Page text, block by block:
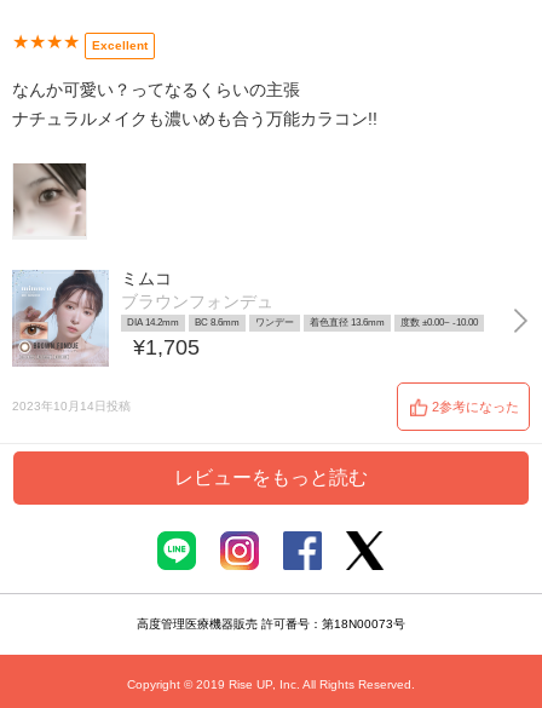
★★★★ Excellent
なんか可愛い？ってなるくらいの主張
ナチュラルメイクも濃いめも合う万能カラコン!!
ミムコ
ブラウンフォンデュ
DIA 14.2mm BC 8.6mm ワンデー 着色直径 13.6mm 度数 ±0.00~ -10.00
¥1,705
2023年10月14日投稿 2参考になった
レビューをもっと読む
高度管理医療機器販売 許可番号：第18N00073号
Copyright © 2019 Rise UP, Inc. All Rights Reserved.